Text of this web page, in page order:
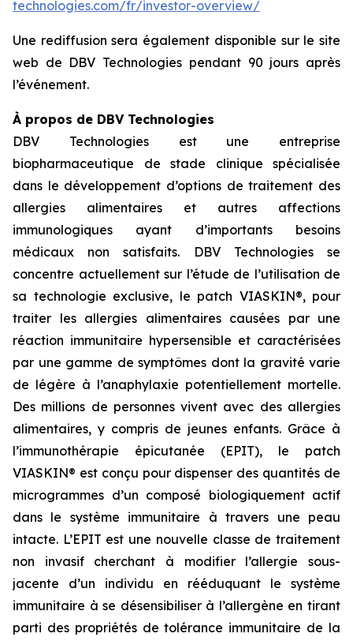
technologies.com/fr/investor-overview/
Une rediffusion sera également disponible sur le site
web de DBV Technologies pendant 90 jours après
l’événement.
À propos de DBV Technologies
DBV Technologies est une entreprise
biopharmaceutique de stade clinique spécialisée
dans le développement d’options de traitement des
allergies alimentaires et autres affections
immunologiques ayant d’importants besoins
médicaux non satisfaits. DBV Technologies se
concentre actuellement sur l’étude de l’utilisation de
sa technologie exclusive, le patch VIASKIN®, pour
traiter les allergies alimentaires causées par une
réaction immunitaire hypersensible et caractérisées
par une gamme de symptômes dont la gravité varie
de légère à l’anaphylaxie potentiellement mortelle.
Des millions de personnes vivent avec des allergies
alimentaires, y compris de jeunes enfants. Grâce à
l’immunothérapie épicutanée (EPIT), le patch
VIASKIN® est conçu pour dispenser des quantités de
microgrammes d’un composé biologiquement actif
dans le système immunitaire à travers une peau
intacte. L’EPIT est une nouvelle classe de traitement
non invasif cherchant à modifier l’allergie sous-
jacente d’un individu en rééduquant le système
immunitaire à se désensibiliser à l’allergène en tirant
parti des propriétés de tolérance immunitaire de la